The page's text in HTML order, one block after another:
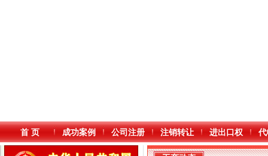
首 页 成功案例 公司注册 注销转让 进出口权